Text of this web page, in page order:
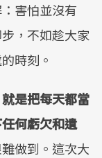
害怕並沒有
，不如趁大家
時刻。
是把每天都當
何虧欠和遺
做到。這次大